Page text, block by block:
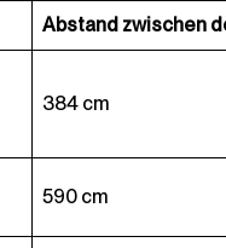
Abstand zwischen
384 cm
590 cm